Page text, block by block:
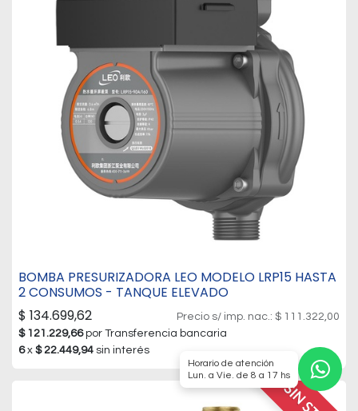
BOMBA PRESURIZADORA LEO MODELO LRP15 HASTA
2 CONSUMOS - TANQUE ELEVADO
$ 134.699,62 Precio s/ imp. nac.: $ 111.322,00
$ 121.229,66 por Transferencia bancaria
6x $22.449,94 sin interés
Horario de atención
Lun. a Vie. de 8 a 17 hs